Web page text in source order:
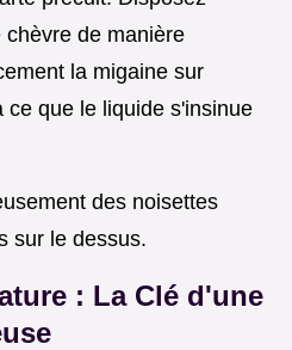
de manière
la migaine sur
ce que le liquide s'insinue
des noisettes
sur le dessus.
: La Clé d'une